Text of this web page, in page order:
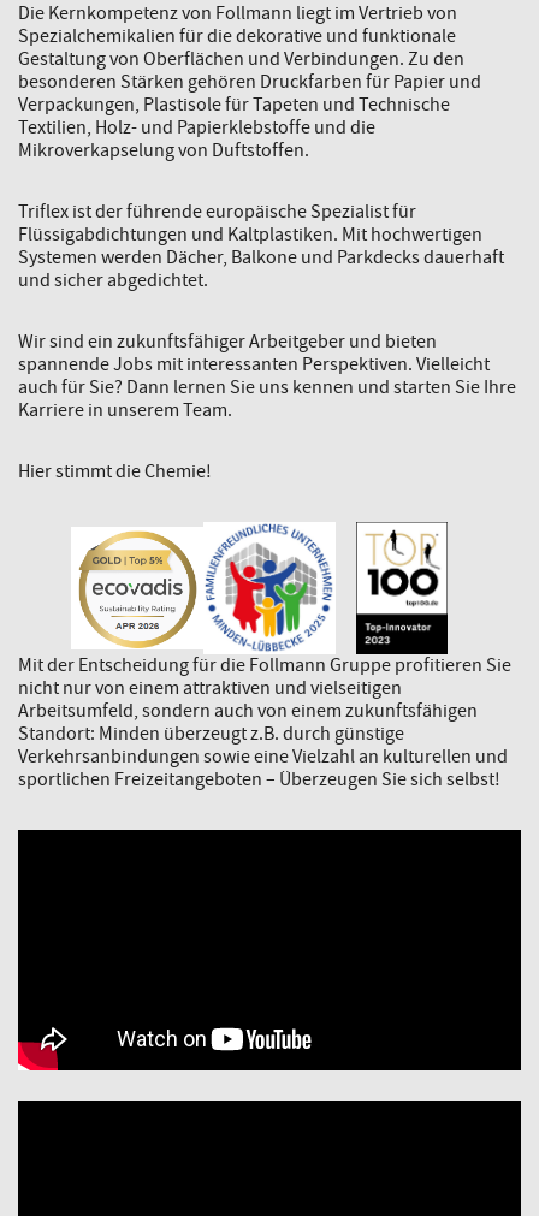
Die Kernkompetenz von Follmann liegt im Vertrieb von
Spezialchemikalien für die dekorative und funktionale
Gestaltung von Oberflächen und Verbindungen. Zu den
besonderen Stärken gehören Druckfarben für Papier und
Verpackungen, Plastisole für Tapeten und Technische
Textilien, Holz- und Papierklebstoffe und die
Mikroverkapselung von Duftstoffen.
Triflex ist der führende europäische Spezialist für
Flüssigabdichtungen und Kaltplastiken. Mit hochwertigen
Systemen werden Dächer, Balkone und Parkdecks dauerhaft
und sicher abgedichtet.
Wir sind ein zukunftsfähiger Arbeitgeber und bieten
spannende Jobs mit interessanten Perspektiven. Vielleicht
auch für Sie? Dann lernen Sie uns kennen und starten Sie Ihre
Karriere in unserem Team.
Hier stimmt die Chemie!
Mit der Entscheidung für die Follmann Gruppe profitieren Sie
nicht nur von einem attraktiven und vielseitigen
Arbeitsumfeld, sondern auch von einem zukunftsfähigen
Standort: Minden überzeugt z.B. durch günstige
Verkehrsanbindungen sowie eine Vielzahl an kulturellen und
sportlichen Freizeitangeboten – Überzeugen Sie sich selbst!